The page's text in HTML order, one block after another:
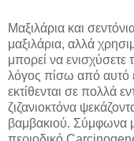
Μαξιλάρια και
μαξιλάρια, αλλά
μπορεί να ενισχύσετε
λόγος πίσω από αυτό
εκτίθενται σε πολλά
ζιζανιοκτόνα
βαμβακιού. Σύμφωνα